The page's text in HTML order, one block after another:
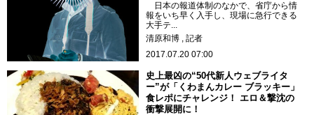
日本の報道体制のなかで、省庁から情
報をいち早く入手し、現場に急行できる
大手テ...
清原和博
記者
2017.07.20 07:00
史上最凶の“50代新人ウェブライタ
ー”が「くわまんカレー ブラッキー」
食レポにチャレンジ！ エロ＆撃沈の
衝撃展開に！